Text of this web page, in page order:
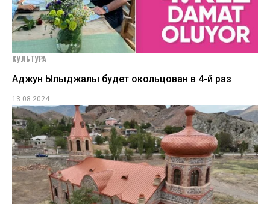
КУЛЬТУРА
Аджун Ылыджалы будет окольцован в 4-й раз
13.08.2024